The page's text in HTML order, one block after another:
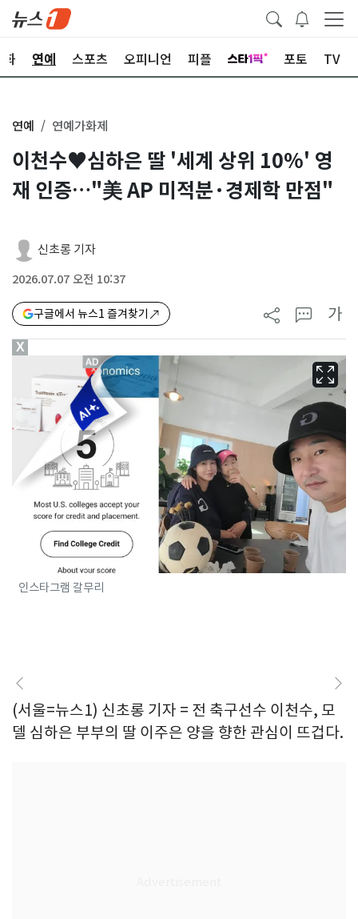
화 연예 스포츠 오피니언 피플 포토 TV
연예 연예가화제
이천수♥심하은 딸 '세계 상위 10%' 영
재 인증…"美 AP 미적분·경제학 만점"
신초롱 기자
2026.07.07 오전 10:37
구글에서 뉴스1 즐겨찾기 가
인스타그램 갈무리
(서울=뉴스1) 신초롱 기자 = 전 축구선수 이천수, 모
델 심하은 부부의 딸 이주은 양을 향한 관심이 뜨겁다.
X